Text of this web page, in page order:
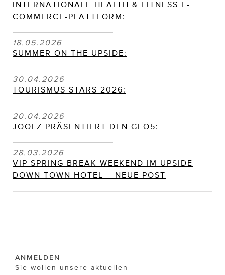
INTERNATIONALE HEALTH & FITNESS E-
COMMERCE-PLATTFORM:
18.05.2026
SUMMER ON THE UPSIDE:
30.04.2026
TOURISMUS STARS 2026:
20.04.2026
JOOLZ PRÄSENTIERT DEN GEO5:
28.03.2026
VIP SPRING BREAK WEEKEND IM UPSIDE
DOWN TOWN HOTEL – NEUE POST
ANMELDEN
Sie wollen unsere aktuellen